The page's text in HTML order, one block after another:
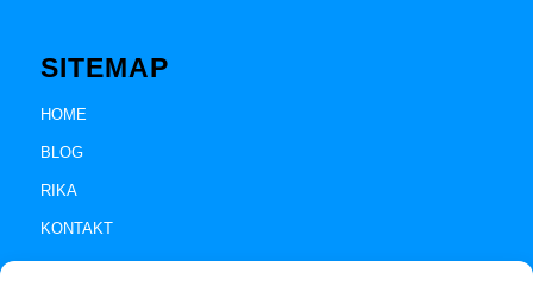
SITEMAP
HOME
BLOG
RIKA
KONTAKT